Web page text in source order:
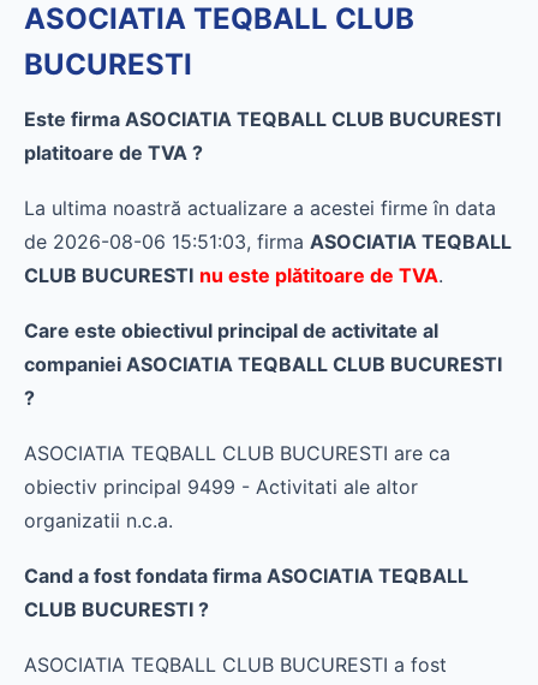
ASOCIATIA TEQBALL CLUB
BUCURESTI
Este firma ASOCIATIA TEQBALL CLUB BUCURESTI
platitoare de TVA ?
La ultima noastră actualizare a acestei firme în data
de 2026-08-06 15:51:03, firma ASOCIATIA TEQBALL
CLUB BUCURESTI nu este plătitoare de TVA.
Care este obiectivul principal de activitate al
companiei ASOCIATIA TEQBALL CLUB BUCURESTI
?
ASOCIATIA TEQBALL CLUB BUCURESTI are ca
obiectiv principal 9499 - Activitati ale altor
organizatii n.c.a.
Cand a fost fondata firma ASOCIATIA TEQBALL
CLUB BUCURESTI ?
ASOCIATIA TEQBALL CLUB BUCURESTI a fost